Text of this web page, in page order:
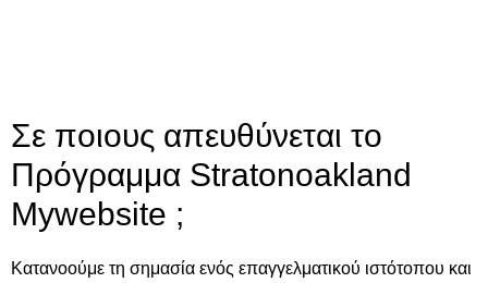
Σε ποιους απευθύνεται το
Πρόγραμμα Stratonoakland
Mywebsite ;
Κατανοούμε τη σημασία ενός επαγγελματικού ιστότοπου και